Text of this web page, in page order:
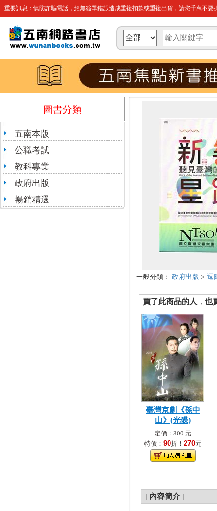
重要訊息：慎防詐騙電話，絕無簽單錯誤造成重複扣款或重複出貨，請您千萬不要
圖書分類
五南本版
公職考試
教科專業
政府出版
暢銷精選
一般分類： 政府出版 > 逗
買了此商品的人，也
臺灣京劇《孫中
山》(光碟)
定價：300 元
特價： 90折！ 270元
| 內容簡介 |